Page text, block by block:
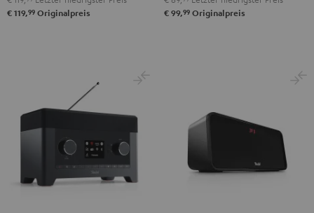
GreenGrayBlackBlue
€ 119,99 Originalpreis € 99,99 Originalpreis